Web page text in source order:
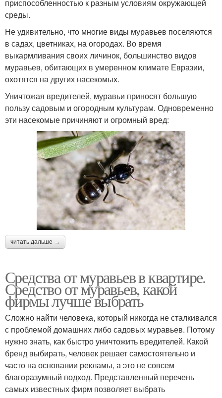
приспособленностью к разным условиям окружающей
среды.
Не удивительно, что многие виды муравьев поселяются
в садах, цветниках, на огородах. Во время
выкармливания своих личинок, большинство видов
муравьев, обитающих в умеренном климате Евразии,
охотятся на других насекомых.
Уничтожая вредителей, муравьи приносят большую
пользу садовым и огородным культурам. Одновременно
эти насекомые причиняют и огромный вред:
читать дальше →
Средства от муравьев в квартире.
Средство от муравьев, какой
фирмы лучше выбрать
Сложно найти человека, который никогда не сталкивался
с проблемой домашних либо садовых муравьев. Потому
нужно знать, как быстро уничтожить вредителей. Какой
бренд выбирать, человек решает самостоятельно и
часто на основании рекламы, а это не совсем
благоразумный подход. Представленный перечень
самых известных фирм позволяет выбрать